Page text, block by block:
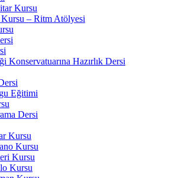
Kursu
– Ritm Atölyesi
Konservatuarına Hazırlık Dersi
Eğitimi
Dersi
Kursu
Kursu
Kursu
Kursu